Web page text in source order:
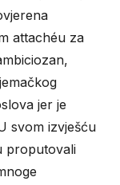
attachéu za
jer je
svom izvješću
proputovali